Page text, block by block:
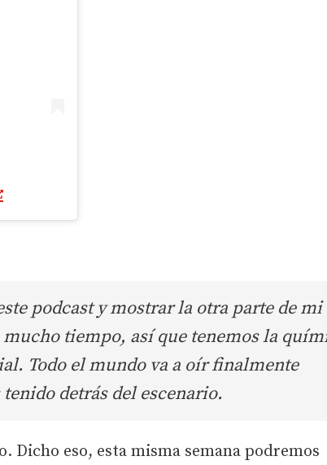
podcast y mostrar la otra parte de mi
tiempo, así que tenemos la
Todo el mundo va a oír finalmente
detrás del escenario.
Dicho eso, esta misma semana podremos